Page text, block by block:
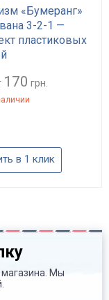
«Бумеранг»
3-2-1 —
пластиковых
170 грн.
в 1 клик
магазина. Мы